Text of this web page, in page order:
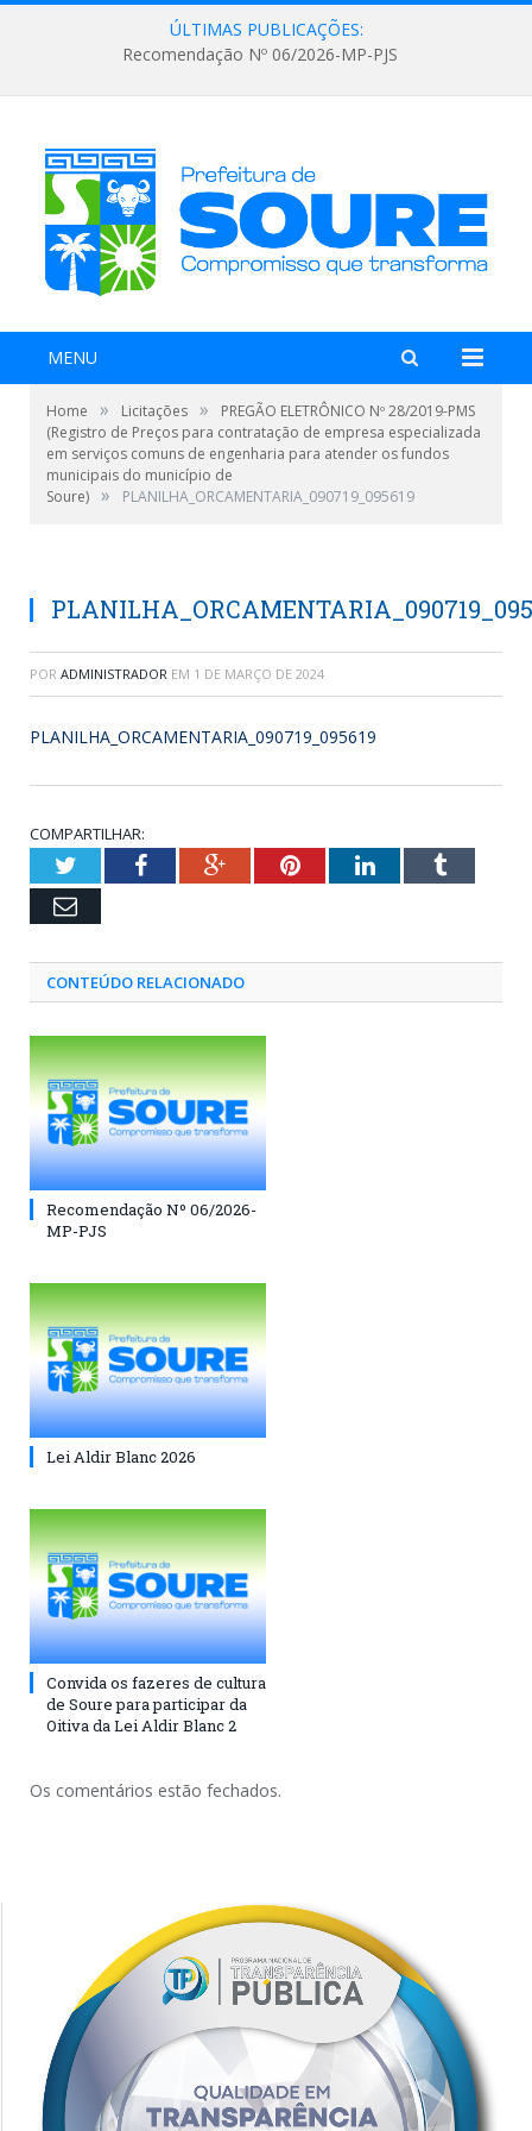
ÚLTIMAS PUBLICAÇÕES:
Recomendação Nº 06/2026-MP-PJS
MENU
Home » Licitações »
PREGÃO ELETRÔNICO Nº 28/2019-PMS
(Registro de Preços para contratação de empresa especializada
em serviços comuns de engenharia para atender os fundos
municipais do município de
Soure) » PLANILHA_ORCAMENTARIA_090719_095619
POR ADMINISTRADOR EM 1 DE MARÇO DE 2024
PLANILHA_ORCAMENTARIA_090719_095619
COMPARTILHAR:
TwitterFacebookGoogle+PinterestLinkedInTumblr
Email
CONTEÚDO RELACIONADO
Recomendação Nº 06/2026-
MP-PJS
Lei Aldir Blanc 2026
Convida os fazeres de cultura
de Soure para participar da
Oitiva da Lei Aldir Blanc 2
Os comentários estão fechados.